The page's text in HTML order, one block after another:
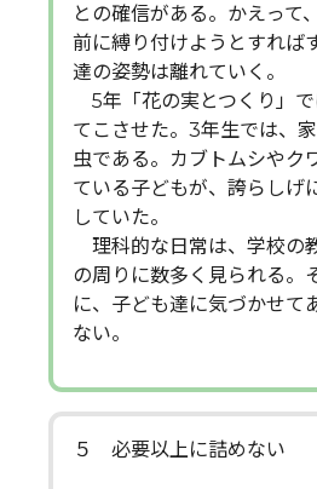
との確信がある。かえって
前に縛り付けようとすれば
達の姿勢は離れていく。
5年「花の実とつくり」
てこさせた。3年生では、
虫である。カブトムシやク
ている子どもが、誇らしげ
していた。
理科的な日常は、学校の
の周りに数多く見られる。
に、子ども達に気づかせて
ない。
５ 必要以上に詰めない